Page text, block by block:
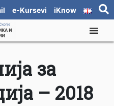
e-Kursevi iKnow
за
– 2018